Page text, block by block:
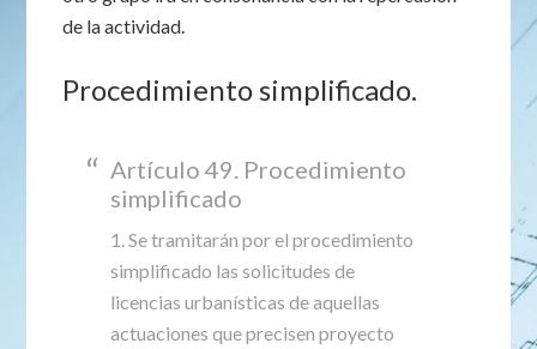
de la actividad.
Procedimiento simplificado.
Artículo 49. Procedimiento
simplificado
1. Se tramitarán por el procedimiento
simplificado las solicitudes de
licencias urbanísticas de aquellas
actuaciones que precisen proyecto